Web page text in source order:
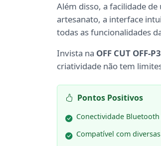
Além disso, a facilidade
artesanato, a interface
todas as funcionalidades
Invista na OFF CUT OFF-
criatividade não tem
Pontos Positivos
Conectividade
Compatível com